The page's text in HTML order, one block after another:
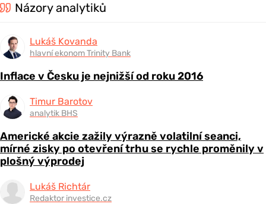
Názory analytiků
Lukáš Kovanda
hlavní ekonom Trinity Bank
Inflace v Česku je nejnižší od roku 2016
Timur Barotov
analytik BHS
Americké akcie zažily výrazně volatilní seanci,
mírné zisky po otevření trhu se rychle proměnily v
plošný výprodej
Lukáš Richtár
Redaktor investice.cz